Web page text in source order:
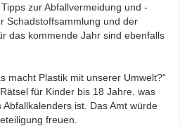
zur Abfallvermeidung und -
Schadstoffsammlung und der
das kommende Jahr sind ebenfalls
macht Plastik mit unserer Umwelt?“
für Kinder bis 18 Jahre, was
ist. Das Amt würde
freuen.